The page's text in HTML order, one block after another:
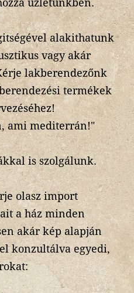
alakithatunk
vagy akár
lakberendezőnk
termékek
ami mediterrán!"
is szolgálunk.
olasz import
a ház minden
akár kép alapján
konzultálva egyedi,